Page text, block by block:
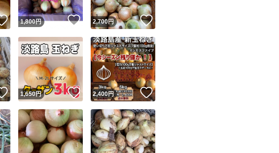
いいね！
1,800円 いいね！
2,700円 いいね！
いいね！
1,650円 いいね！
2,400円 いいね！